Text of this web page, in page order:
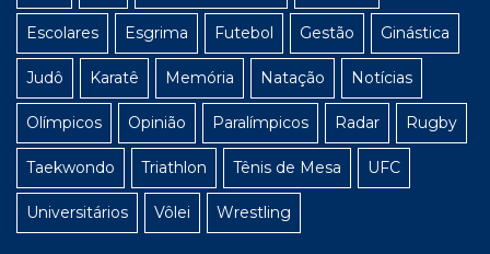
Escolares Esgrima Futebol Gestão Ginástica
Judô Karatê Memória Natação Notícias
Olímpicos Opinião Paralímpicos Radar Rugby
Taekwondo Triathlon Tênis de Mesa UFC
Universitários Vôlei Wrestling